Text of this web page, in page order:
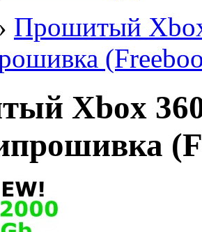
Прошитый
Xbox